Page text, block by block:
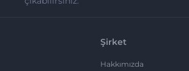
Şirket
Hakkımızda